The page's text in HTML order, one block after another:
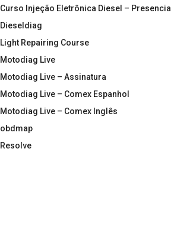
Curso Injeção Eletrônica Diesel – Presencial
Dieseldiag
Light Repairing Course
Motodiag Live
Motodiag Live – Assinatura
Motodiag Live – Comex Espanhol
Motodiag Live – Comex Inglês
obdmap
Resolve